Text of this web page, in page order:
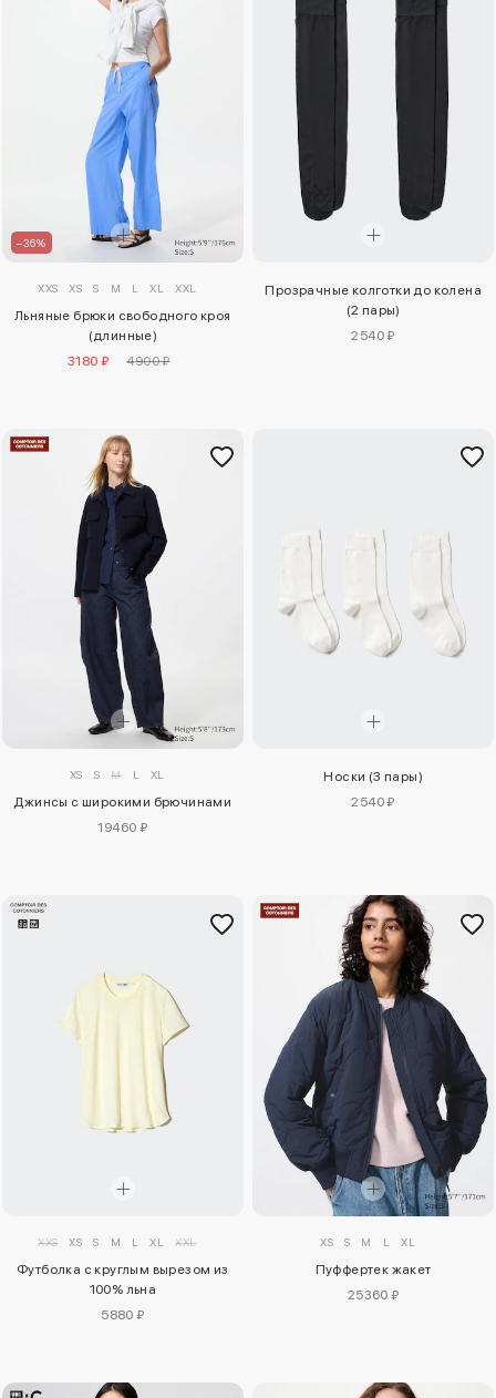
–36%
XXS XS S M L XL XXL
Льняные брюки свободного кроя
(длинные)
3180 ₽
4900 ₽
Прозрачные колготки до колена
(2 пары)
2540 ₽
XS S M L XL
Джинсы с широкими брючинами
19460 ₽
Носки (3 пары)
2540 ₽
XXS XS S M L XL XXL
Футболка с круглым вырезом из
100% льна
5880 ₽
XS S M L XL
Пуффертек жакет
25360 ₽